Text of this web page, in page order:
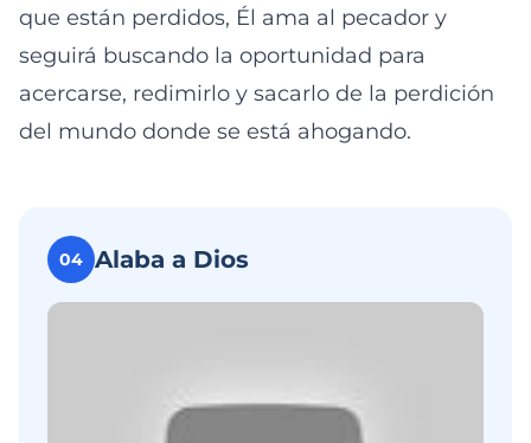
que están perdidos, Él ama al pecador y
seguirá buscando la oportunidad para
acercarse, redimirlo y sacarlo de la perdición
del mundo donde se está ahogando.
04 Alaba a Dios